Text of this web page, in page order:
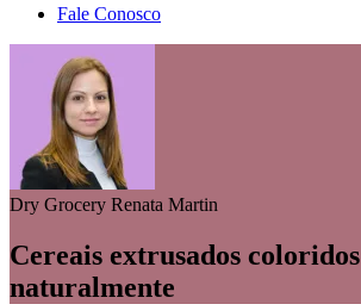
Fale Conosco
Dry Grocery Renata Martin
Cereais extrusados coloridos
naturalmente